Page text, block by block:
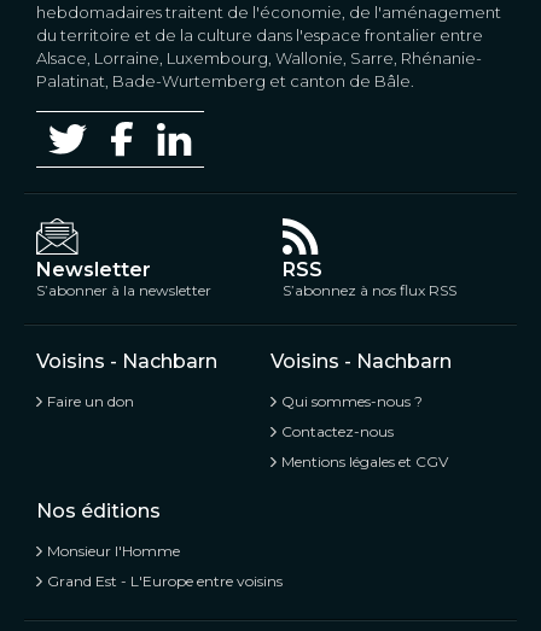
hebdomadaires traitent de l'économie, de l'aménagement
du territoire et de la culture dans l'espace frontalier entre
Alsace, Lorraine, Luxembourg, Wallonie, Sarre, Rhénanie-
Palatinat, Bade-Wurtemberg et canton de Bâle.
Newsletter
S’abonner à la newsletter
RSS
S’abonnez à nos flux RSS
Voisins - Nachbarn
Faire un don
Voisins - Nachbarn
Qui sommes-nous ?
Contactez-nous
Mentions légales et CGV
Nos éditions
Monsieur l'Homme
Grand Est - L'Europe entre voisins